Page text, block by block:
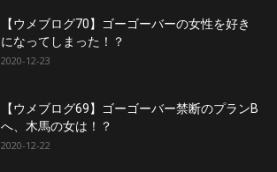
【ウメブログ70】ゴーゴーバーの女性を好き
になってしまった！？
2020-12-23
【ウメブログ69】ゴーゴーバー禁断のプランB
へ、木馬の女は！？
2020-12-22